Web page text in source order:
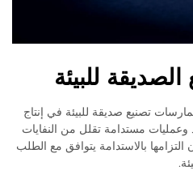
للبيئة
تصنيع صديقة للبيئة في إنتاج
مستدامة تقلل من النفايات
التزامها بالاستدامة يتوافق مع الطلب